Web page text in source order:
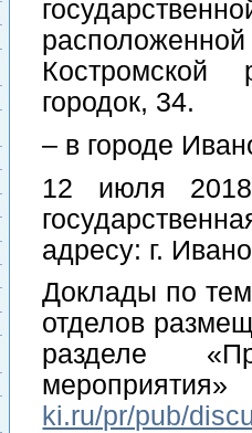
Костромской
городок, 34.
– в городе
12 июля
адресу: г.
Доклады по
отделов
разделе
ki.ru/pr/pub/